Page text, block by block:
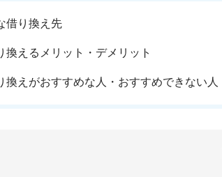
借り換え先
換えるメリット・デメリット
換えがおすすめな人・おすすめできない人